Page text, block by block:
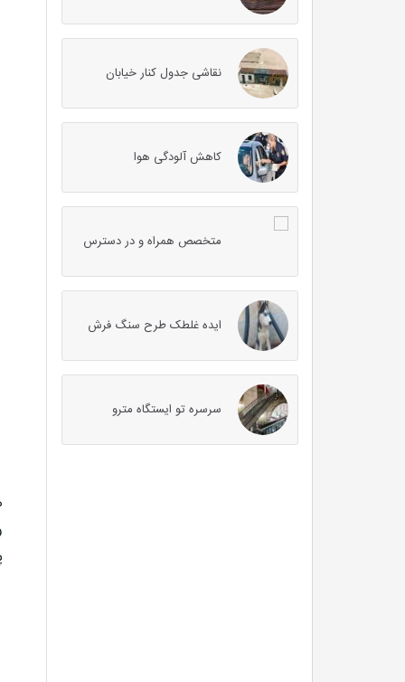
نقاشی جدول کنار خیابان
کاهش آلودگی هوا
متخصص همراه و در دسترس
ایده غلطک طرح سنگ فرش
سرسره تو ایستگاه مترو